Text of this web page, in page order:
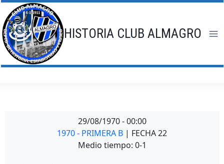
Saltar
al
contenido
HISTORIA CLUB ALMAGRO
29/08/1970 - 00:00
1970 - PRIMERA B | FECHA 22
Medio tiempo: 0-1